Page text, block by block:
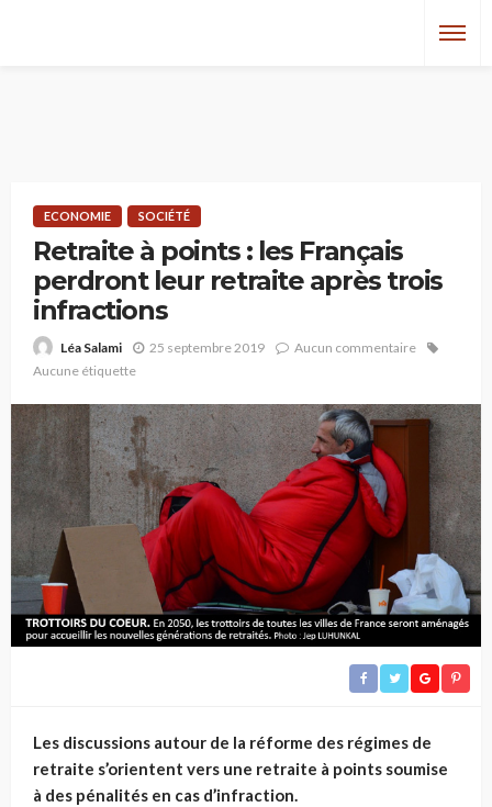
ECONOMIE SOCIÉTÉ
Retraite à points : les Français
perdront leur retraite après trois
infractions
Léa Salami 25 septembre 2019
Aucun commentaire
Aucune étiquette
Les discussions autour de la réforme des régimes de
retraite s’orientent vers une retraite à points soumise
à des pénalités en cas d’infraction.